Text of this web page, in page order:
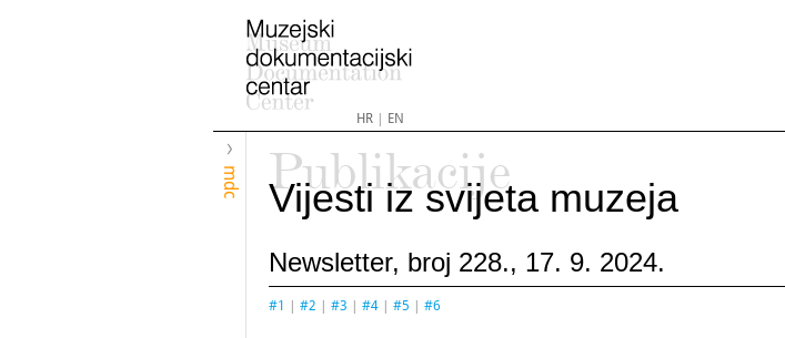
HR| EN
mdc
Publikacije
Vijesti iz svijeta muzeja
Newsletter, broj 228., 17. 9. 2024.
#1 #2 #3 #4 #5 #6